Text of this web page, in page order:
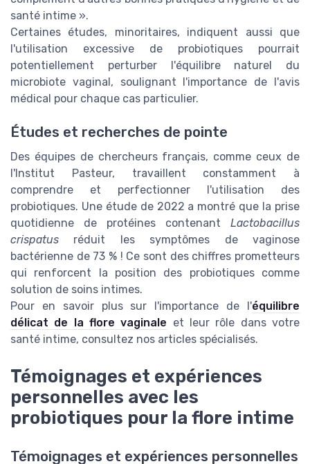
santé intime ».
Certaines études, minoritaires, indiquent aussi que
l'utilisation excessive de probiotiques pourrait
potentiellement perturber l'équilibre naturel du
microbiote vaginal, soulignant l'importance de l'avis
médical pour chaque cas particulier.
Études et recherches de pointe
Des équipes de chercheurs français, comme ceux de
l'Institut Pasteur, travaillent constamment à
comprendre et perfectionner l'utilisation des
probiotiques. Une étude de 2022 a montré que la prise
quotidienne de protéines contenant Lactobacillus
crispatus réduit les symptômes de vaginose
bactérienne de 73 % ! Ce sont des chiffres prometteurs
qui renforcent la position des probiotiques comme
solution de soins intimes.
Pour en savoir plus sur l'importance de l'équilibre
délicat de la flore vaginale et leur rôle dans votre
santé intime, consultez nos articles spécialisés.
Témoignages et expériences
personnelles avec les
probiotiques pour la flore intime
Témoignages et expériences personnelles